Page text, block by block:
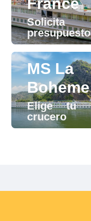
Solicita
presupuesto
MS La
Boheme
Elige tu
crucero